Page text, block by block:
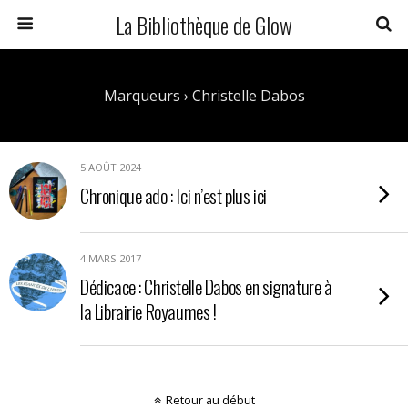
La Bibliothèque de Glow
Marqueurs › Christelle Dabos
5 AOÛT 2024
Chronique ado : Ici n’est plus ici
4 MARS 2017
Dédicace : Christelle Dabos en signature à
la Librairie Royaumes !
Retour au début